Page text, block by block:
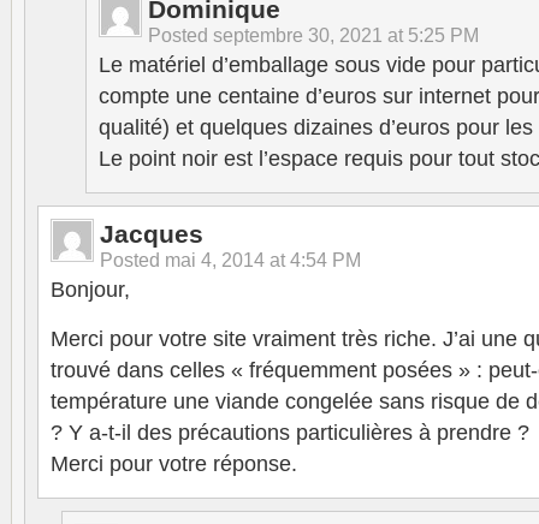
Dominique
Posted septembre 30, 2021 at 5:25 PM
Le matériel d’emballage sous vide pour
compte une centaine d’euros sur internet
qualité) et quelques dizaines d’euros pour
Le point noir est l’espace requis pour tout
Jacques
Posted mai 4, 2014 at 4:54 PM
Bonjour,
Merci pour votre site vraiment très riche. J’ai une
trouvé dans celles « fréquemment posées » :
température une viande congelée sans risque de
? Y a-t-il des précautions particulières à prendre ?
Merci pour votre réponse.